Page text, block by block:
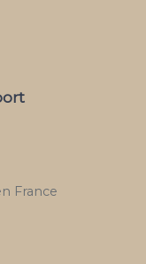
France